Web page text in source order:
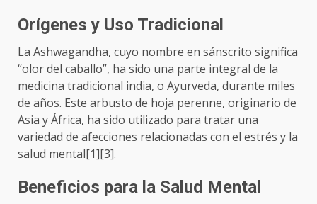
Orígenes y Uso Tradicional
La Ashwagandha, cuyo nombre en sánscrito significa
“olor del caballo”, ha sido una parte integral de la
medicina tradicional india, o Ayurveda, durante miles
de años. Este arbusto de hoja perenne, originario de
Asia y África, ha sido utilizado para tratar una
variedad de afecciones relacionadas con el estrés y la
salud mental[1][3].
Beneficios para la Salud Mental